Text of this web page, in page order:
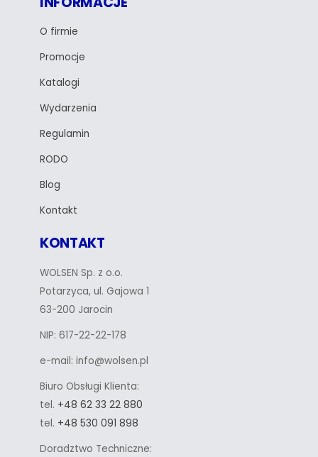
O firmie
Promocje
Katalogi
Wydarzenia
Regulamin
RODO
Blog
Kontakt
KONTAKT
WOLSEN Sp. z o.o.
Potarzyca, ul. Gajowa 1
63-200 Jarocin
NIP: 617-22-22-178
e-mail: info@wolsen.pl
Biuro Obsługi Klienta:
tel. +48 62 33 22 880
tel. +48 530 091 898
Doradztwo Techniczne: